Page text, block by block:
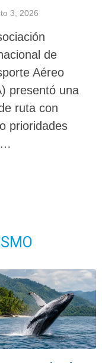
3, 2026
de
Aéreo
presentó una
ruta con
prioridades
…